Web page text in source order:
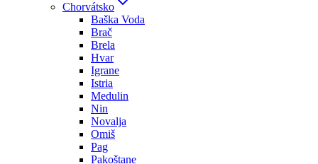
Chorvátsko
Baška Voda
Brač
Brela
Hvar
Igrane
Istria
Medulin
Nin
Novalja
Omiš
Pag
Pakoštane